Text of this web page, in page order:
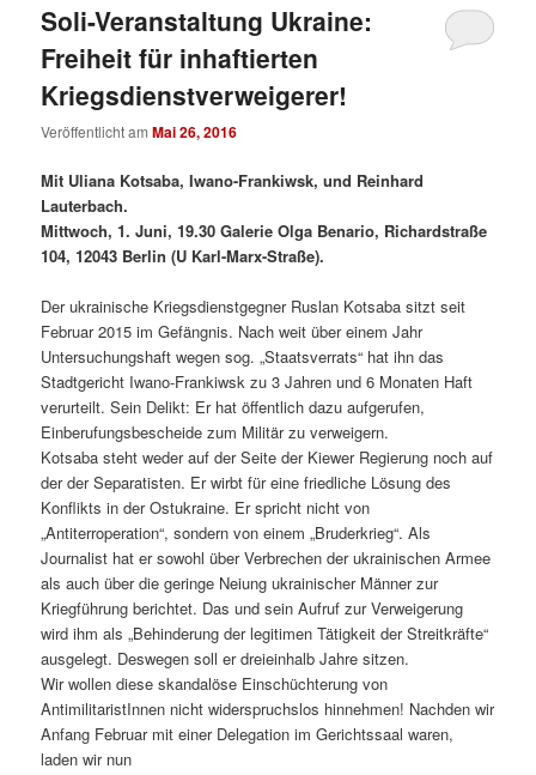
Soli-Veranstaltung Ukraine:
Freiheit für inhaftierten
Kriegsdienstverweigerer!
Veröffentlicht amMai 26, 2016
Mit Uliana Kotsaba, Iwano-Frankiwsk, und Reinhard
Lauterbach.
Mittwoch, 1. Juni, 19.30 Galerie Olga Benario, Richardstraße
104, 12043 Berlin (U Karl-Marx-Straße).
Der ukrainische Kriegsdienstgegner Ruslan Kotsaba sitzt seit
Februar 2015 im Gefängnis. Nach weit über einem Jahr
Untersuchungshaft wegen sog. „Staatsverrats“ hat ihn das
Stadtgericht Iwano-Frankiwsk zu 3 Jahren und 6 Monaten Haft
verurteilt. Sein Delikt: Er hat öffentlich dazu aufgerufen,
Einberufungsbescheide zum Militär zu verweigern.
Kotsaba steht weder auf der Seite der Kiewer Regierung noch auf
der der Separatisten. Er wirbt für eine friedliche Lösung des
Konflikts in der Ostukraine. Er spricht nicht von
„Antiterroperation“, sondern von einem „Bruderkrieg“. Als
Journalist hat er sowohl über Verbrechen der ukrainischen Armee
als auch über die geringe Neiung ukrainischer Männer zur
Kriegführung berichtet. Das und sein Aufruf zur Verweigerung
wird ihm als „Behinderung der legitimen Tätigkeit der Streitkräfte“
ausgelegt. Deswegen soll er dreieinhalb Jahre sitzen.
Wir wollen diese skandalöse Einschüchterung von
AntimilitaristInnen nicht widerspruchslos hinnehmen! Nachden wir
Anfang Februar mit einer Delegation im Gerichtssaal waren,
laden wir nun